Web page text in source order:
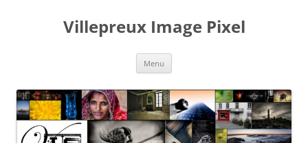
Villepreux Image Pixel
Menu